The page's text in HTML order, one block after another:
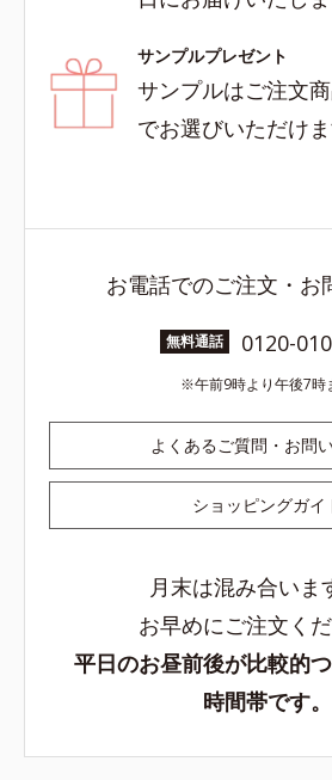
サンプルプレゼント
サンプルはご注文
でお選びいただけ
お電話でのご注文・お
無料通話 0120-
午前9時より午後7時
よくあるご質問・お問
ショッピングガイ
月末は混み合いま
お早めにご注文くだ
平日のお昼前後が比較的
時間帯です。